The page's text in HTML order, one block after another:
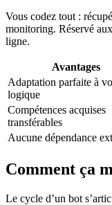
Vous codez tout :
monitoring. Réservé
ligne.
Avantages
Adaptation parfaite à
logique
Compétences acquises
transférables
Aucune dépendance
Comment ça
Le cycle d’un bot